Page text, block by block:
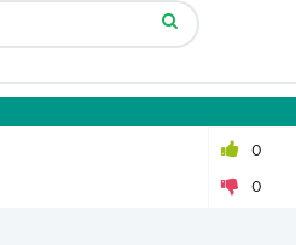
0
0